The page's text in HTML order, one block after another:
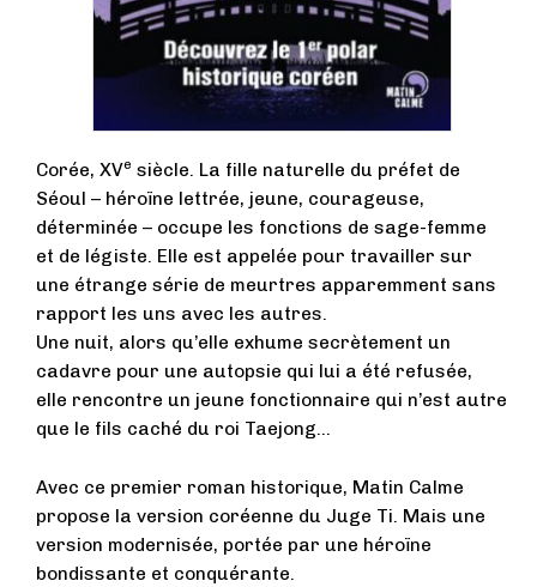
Corée, XVe siècle. La fille naturelle du préfet de
Séoul – héroïne lettrée, jeune, courageuse,
déterminée – occupe les fonctions de sage-femme
et de légiste. Elle est appelée pour travailler sur
une étrange série de meurtres apparemment sans
rapport les uns avec les autres.
Une nuit, alors qu’elle exhume secrètement un
cadavre pour une autopsie qui lui a été refusée,
elle rencontre un jeune fonctionnaire qui n’est autre
que le fils caché du roi Taejong...
Avec ce premier roman historique, Matin Calme
propose la version coréenne du Juge Ti. Mais une
version modernisée, portée par une héroïne
bondissante et conquérante.